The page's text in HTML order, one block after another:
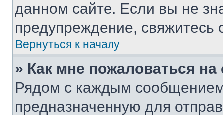
данном сайте. Если вы не
предупреждение,
Вернуться к началу
» Как мне пожаловаться
Рядом с каждым сообщением
предназначенную для